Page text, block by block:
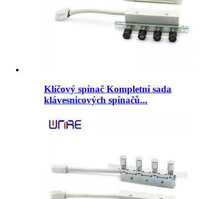
Klíčový spínač Kompletní sada
klávesnicových spínačů...